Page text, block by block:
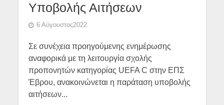
Υποβολής Αιτήσεων
6 Αύγουστος2022
Σε συνέχεια προηγούμενης ενημέρωσης
αναφορικά με τη λειτουργία σχολής
προπονητών κατηγορίας UEFA C στην ΕΠΣ
Έβρου, ανακοινώνεται η παράταση υποβολής
αιτήσεων...